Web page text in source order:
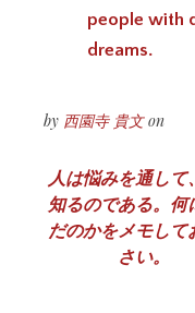
people with
dreams.
by 西園寺 貴文on
投
稿
人は悩みを通して
知るのである。何
だのかをメモして
さい。